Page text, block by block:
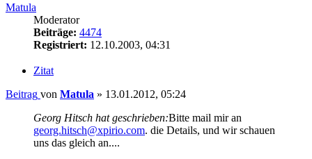
Matula
Moderator
Beiträge: 4474
Registriert: 12.10.2003, 04:31
Zitat
Beitrag von Matula » 13.01.2012, 05:24
Georg Hitsch hat geschrieben:Bitte mail mir an
georg.hitsch@xpirio.com. die Details, und wir schauen
uns das gleich an....